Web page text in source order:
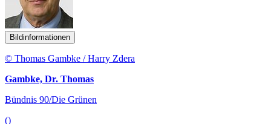
Bildinformationen
© Thomas Gambke / Harry Zdera
Gambke, Dr. Thomas
Bündnis 90/Die Grünen
()